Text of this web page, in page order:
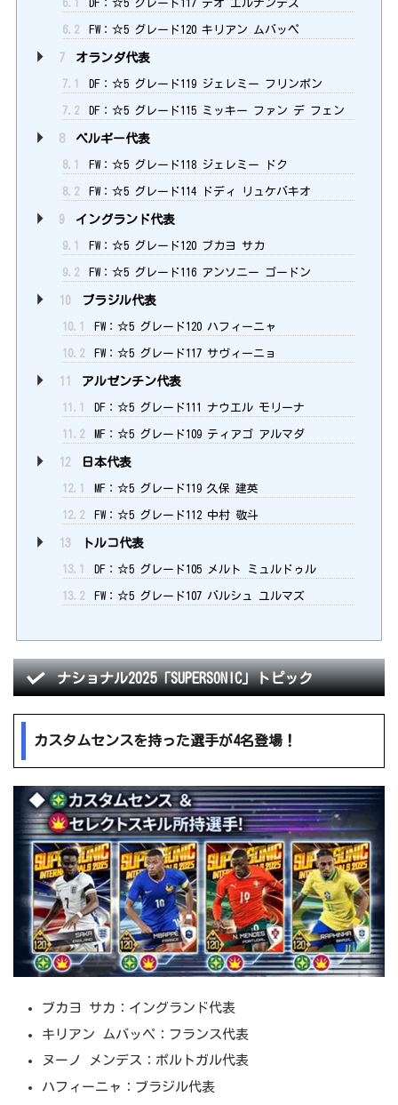
6.1 DF：☆5 グレード117 テオ エルナンデス
6.2 FW：☆5 グレード120 キリアン ムバッペ
7 オランダ代表
7.1 DF：☆5 グレード119 ジェレミー フリンポン
7.2 DF：☆5 グレード115 ミッキー ファン デ フェン
8 ベルギー代表
8.1 FW：☆5 グレード118 ジェレミー ドク
8.2 FW：☆5 グレード114 ドディ リュケバキオ
9 イングランド代表
9.1 FW：☆5 グレード120 ブカヨ サカ
9.2 FW：☆5 グレード116 アンソニー ゴードン
10 ブラジル代表
10.1 FW：☆5 グレード120 ハフィーニャ
10.2 FW：☆5 グレード117 サヴィーニョ
11 アルゼンチン代表
11.1 DF：☆5 グレード111 ナウエル モリーナ
11.2 MF：☆5 グレード109 ティアゴ アルマダ
12 日本代表
12.1 MF：☆5 グレード119 久保 建英
12.2 FW：☆5 グレード112 中村 敬斗
13 トルコ代表
13.1 DF：☆5 グレード105 メルト ミュルドゥル
13.2 FW：☆5 グレード107 バルシュ ユルマズ
ナショナル2025「SUPERSONIC」トピック
カスタムセンスを持った選手が4名登場！
ブカヨ サカ：イングランド代表
キリアン ムバッペ：フランス代表
ヌーノ メンデス：ポルトガル代表
ハフィーニャ：ブラジル代表